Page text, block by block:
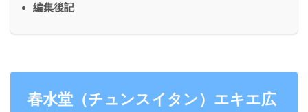
編集後記
春水堂（チュンスイタン）エキエ広